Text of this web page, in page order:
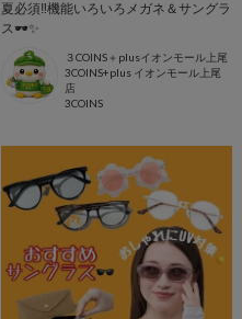
夏必須‼︎機能いろいろメガネ＆サングラ
ス🕶️✨
３COINS＋plusイオンモール上尾
3COINS+plus イオンモール上尾
店
3COINS